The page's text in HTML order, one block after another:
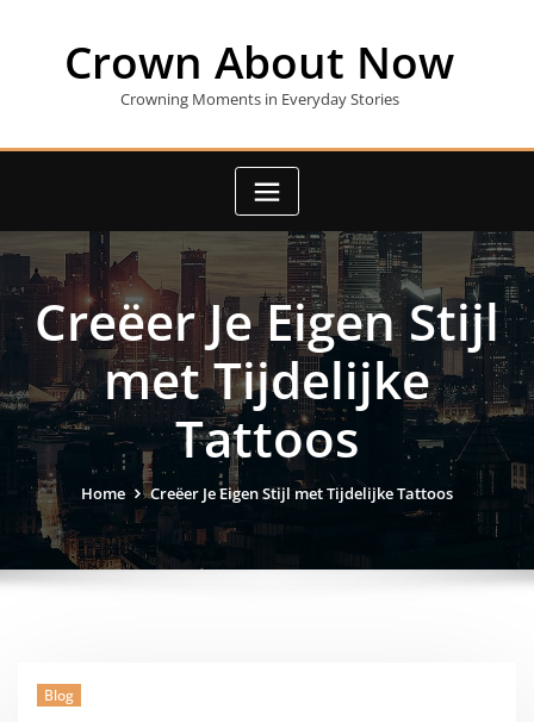
Crown About Now
Crowning Moments in Everyday Stories
Creëer Je Eigen Stijl
met Tijdelijke
Tattoos
Home Creëer Je Eigen Stijl met Tijdelijke Tattoos
Blog